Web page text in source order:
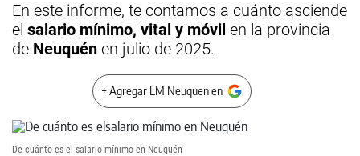
En este informe, te contamos a cuánto asciende
el salario mínimo, vital y móvil en la provincia
de Neuquén en julio de 2025.
+ Agregar LM Neuquen en
De cuánto es el salario mínimo en Neuquén